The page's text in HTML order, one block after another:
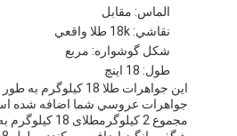
خونه
محصولات
الماس: مقابل
نقاشي: 18k طلا واقعي
شکل گوشواره: مربع
طول: 18 اینچ
اين جواهرات طلا 18
مجموع 2